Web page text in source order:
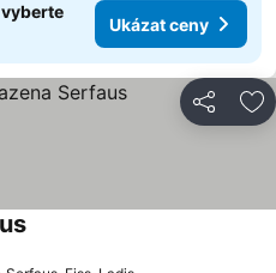
Ukázat ceny
Sdílet